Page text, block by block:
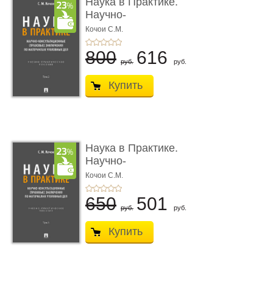
Научно-
консультационные (пра
...
Кочои С.М.
800 руб. 616 руб.
Купить
Наука в Практике.
Научно-
консультационные (пра
...
Кочои С.М.
650 руб. 501 руб.
Купить